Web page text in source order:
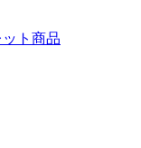
ト商品